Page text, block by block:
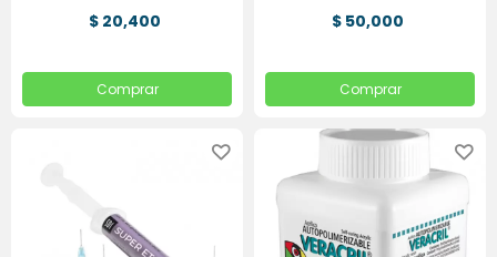
$ 20,400
Comprar
$ 50,000
Comprar